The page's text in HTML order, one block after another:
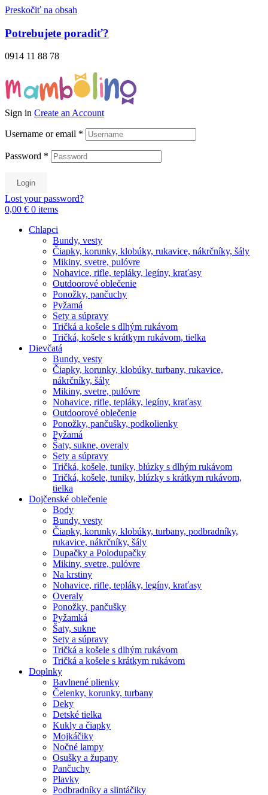
Preskočiť na obsah
Potrebujete poradiť?
0914 11 88 78
Sign in Create an Account
Username or email *
Password *
Login
Lost your password?
0,00 € 0 items
Chlapci
Bundy, vesty
Čiapky, korunky, klobúky, rukavice, nákrčníky, šály
Mikiny, svetre, pulóvre
Nohavice, rifle, tepláky, legíny, kraťasy
Outdoorové oblečenie
Ponožky, pančuchy
Pyžamá
Sety a súpravy
Tričká a košele s dlhým rukávom
Tričká, košele s krátkym rukávom, tielka
Dievčatá
Bundy, vesty
Čiapky, korunky, klobúky, turbany, rukavice,
nákrčníky, šály
Mikiny, svetre, pulóvre
Nohavice, rifle, tepláky, legíny, kraťasy
Outdoorové oblečenie
Ponožky, pančušky, podkolienky
Pyžamá
Šaty, sukne, overaly
Sety a súpravy
Tričká, košele, tuniky, blúzky s dlhým rukávom
Tričká, košele, tuniky, blúzky s krátkym rukávom,
tielka
Dojčenské oblečenie
Body
Bundy, vesty
Čiapky, korunky, klobúky, turbany, podbradníky,
rukavice, nákrčníky, šály
Dupačky a Polodupačky
Mikiny, svetre, pulóvre
Na krstiny
Nohavice, rifle, tepláky, legíny, kraťasy
Overaly
Ponožky, pančušky
Pyžamká
Šaty, sukne
Sety a súpravy
Tričká a košele s dlhým rukávom
Tričká a košele s krátkym rukávom
Doplnky
Bavlnené plienky
Čelenky, korunky, turbany
Deky
Detské tielka
Kukly a čiapky
Mojkáčiky
Nočné lampy
Osušky a župany
Pančuchy
Plavky
Podbradníky a slintáčiky